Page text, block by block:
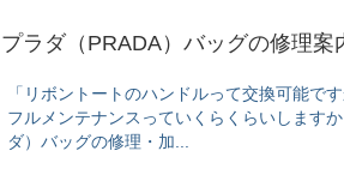
プラダ（PRADA）バッグの修理案
「リボントートのハンドルって交換可能で
フルメンテナンスっていくらくらいします
ダ）バッグの修理・加...